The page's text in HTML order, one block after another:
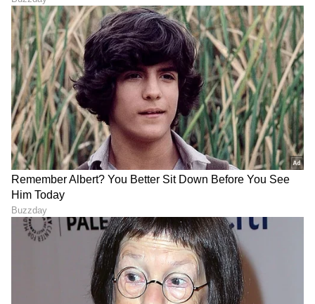
Vastu Tips: ಓಡುತ್ತಿರುವ 1
ಕುದುರೆಯ ಪ್ರತಿಮೆ ನಾಲ್ಕು ಲಾಭ
ತರುತ್ತೆ, ಆದ್ರೆ ಸರಿಯಾದ ದಿಕ್ಕನ್ನು
ತಿಳ್ಕೊಳ್ಳಿ
ಇಂದಿನಿಂದ ಐದು ದಿನ ಈ ಕನಸು
ಕಂಡ್ರೆ ನಿರ್ಲಕ್ಷ್ಯ ಬೇಡ, ಜೀವಕ್ಕೇ
ಅಪಾಯತರ್ಬಹುದು ಎಚ್ಚರ
ಇಂದು ಶನಿವಾರ ಚಂದ್ರನಿಂದ
ಬದಲಾಗಲಿದೆ ರಾಶಿ, ಯಾರಿಗೆ
ಜೂನ್ 21 ರಿಂದ ವೃಷಭ
ರಾಶಿಯಲ್ಲಿ ಮಂಗಳ, ಕರ್ಕ ಮತ್ತು